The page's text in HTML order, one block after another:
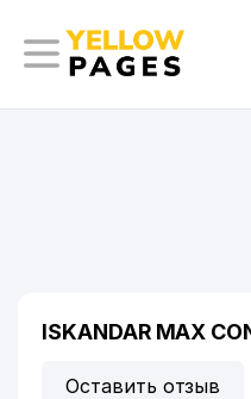
ISKANDAR MAX
Оставить отзыв